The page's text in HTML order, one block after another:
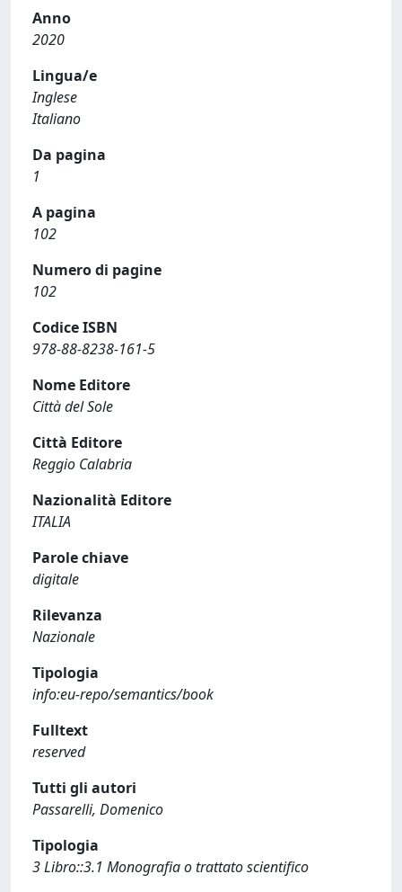
Anno
2020
Lingua/e
Inglese
Italiano
Da pagina
1
A pagina
102
Numero di pagine
102
Codice ISBN
978-88-8238-161-5
Nome Editore
Città del Sole
Città Editore
Reggio Calabria
Nazionalità Editore
ITALIA
Parole chiave
digitale
Rilevanza
Nazionale
Tipologia
info:eu-repo/semantics/book
Fulltext
reserved
Tutti gli autori
Passarelli, Domenico
Tipologia
3 Libro::3.1 Monografia o trattato scientifico